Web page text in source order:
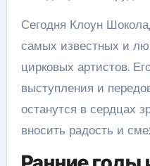
Сегодня Клоун
самых известных и
цирковых артистов.
выступления и
останутся в сердцах
вносить радость и